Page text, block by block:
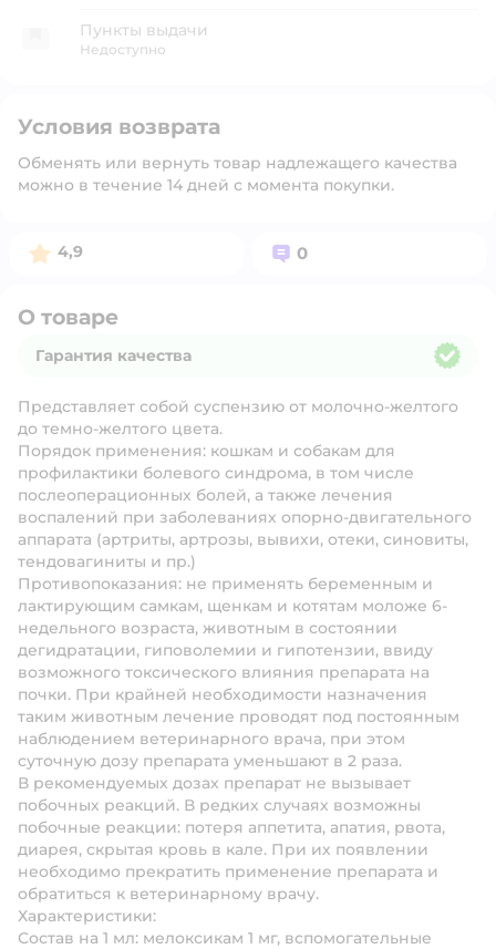
Пункты выдачи
Недоступно
Условия возврата
Обменять или вернуть товар надлежащего качества
можно в течение 14 дней с момента покупки.
Рейтинг:
4,9 Вопросов:
0
О товаре
Гарантия качества
Представляет собой суспензию от молочно-желтого
до темно-желтого цвета.
Порядок применения: кошкам и собакам для
профилактики болевого синдрома, в том числе
послеоперационных болей, а также лечения
воспалений при заболеваниях опорно-двигательного
аппарата (артриты, артрозы, вывихи, отеки, синовиты,
тендовагиниты и пр.)
Противопоказания: не применять беременным и
лактирующим самкам, щенкам и котятам моложе 6-
недельного возраста, животным в состоянии
дегидратации, гиповолемии и гипотензии, ввиду
возможного токсического влияния препарата на
почки. При крайней необходимости назначения
таким животным лечение проводят под постоянным
наблюдением ветеринарного врача, при этом
суточную дозу препарата уменьшают в 2 раза.
В рекомендуемых дозах препарат не вызывает
побочных реакций. В редких случаях возможны
побочные реакции: потеря аппетита, апатия, рвота,
диарея, скрытая кровь в кале. При их появлении
необходимо прекратить применение препарата и
обратиться к ветеринарному врачу.
Характеристики:
Состав на 1 мл: мелоксикам 1 мг, вспомогательные